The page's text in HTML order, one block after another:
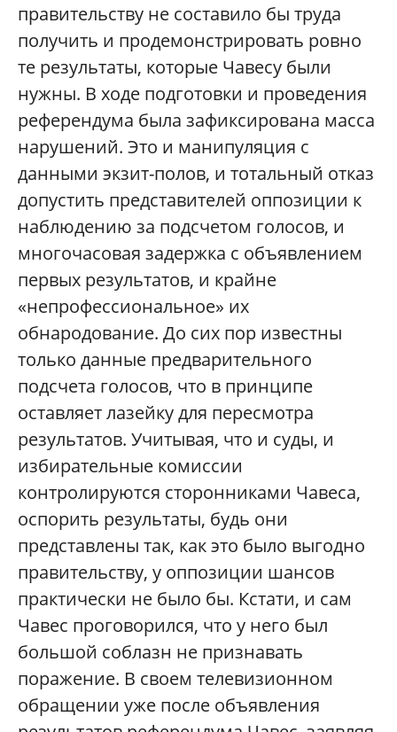
правительству не составило бы труда
получить и продемонстрировать ровно
те результаты, которые Чавесу были
нужны. В ходе подготовки и проведения
референдума была зафиксирована масса
нарушений. Это и манипуляция с
данными экзит-полов, и тотальный отказ
допустить представителей оппозиции к
наблюдению за подсчетом голосов, и
многочасовая задержка с объявлением
первых результатов, и крайне
«непрофессиональное» их
обнародование. До сих пор известны
только данные предварительного
подсчета голосов, что в принципе
оставляет лазейку для пересмотра
результатов. Учитывая, что и суды, и
избирательные комиссии
контролируются сторонниками Чавеса,
оспорить результаты, будь они
представлены так, как это было выгодно
правительству, у оппозиции шансов
практически не было бы. Кстати, и сам
Чавес проговорился, что у него был
большой соблазн не признавать
поражение. В своем телевизионном
обращении уже после объявления